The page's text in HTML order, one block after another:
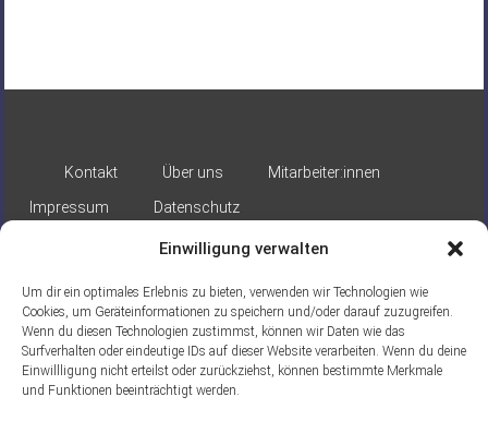
Einwilligung verwalten
Um dir ein optimales Erlebnis zu bieten, verwenden wir Technologien wie
Cookies, um Geräteinformationen zu speichern und/oder darauf zuzugreifen.
Wenn du diesen Technologien zustimmst, können wir Daten wie das
Surfverhalten oder eindeutige IDs auf dieser Website verarbeiten. Wenn du deine
Einwillligung nicht erteilst oder zurückziehst, können bestimmte Merkmale
und Funktionen beeinträchtigt werden.
Kontakt Über uns
Mitarbeiter:innen
Impressum
Datenschutz
Gefördert durch: